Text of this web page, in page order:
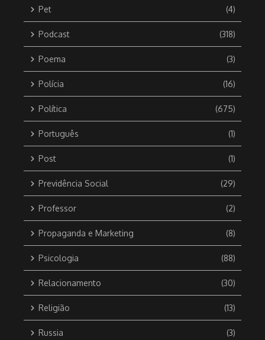
Pet (4)
Podcast (318)
Poema (3)
Polícia (16)
Política (675)
Português (1)
Post (1)
Previdência Social (29)
Professor (2)
Propaganda e Marketing (8)
Psicologia (88)
Relacionamento (30)
Religião (13)
Russia (3)